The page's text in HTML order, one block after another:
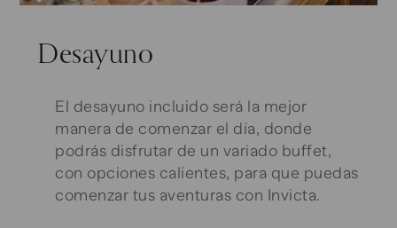
Desayuno
El desayuno incluido será la mejor
manera de comenzar el día, donde
podrás disfrutar de un variado buffet,
con opciones calientes, para que puedas
comenzar tus aventuras con Invicta.